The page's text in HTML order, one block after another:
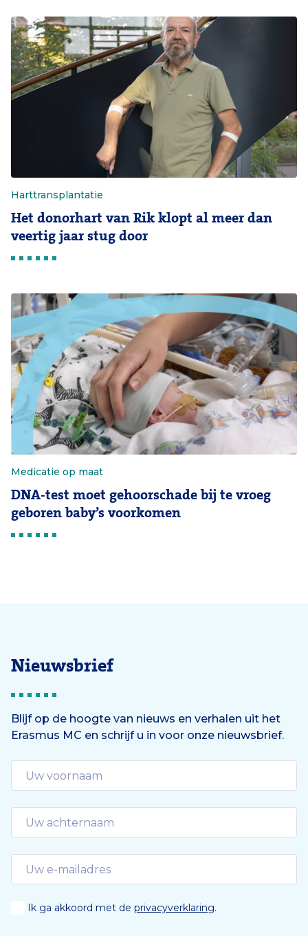
Harttransplantatie
Het donorhart van Rik klopt al meer dan
veertig jaar stug door
Medicatie op maat
DNA-test moet gehoorschade bij te vroeg
geboren baby’s voorkomen
Nieuwsbrief
Blijf op de hoogte van nieuws en verhalen uit het
Erasmus MC en schrijf u in voor onze nieuwsbrief.
Ik ga akkoord met de privacyverklaring.